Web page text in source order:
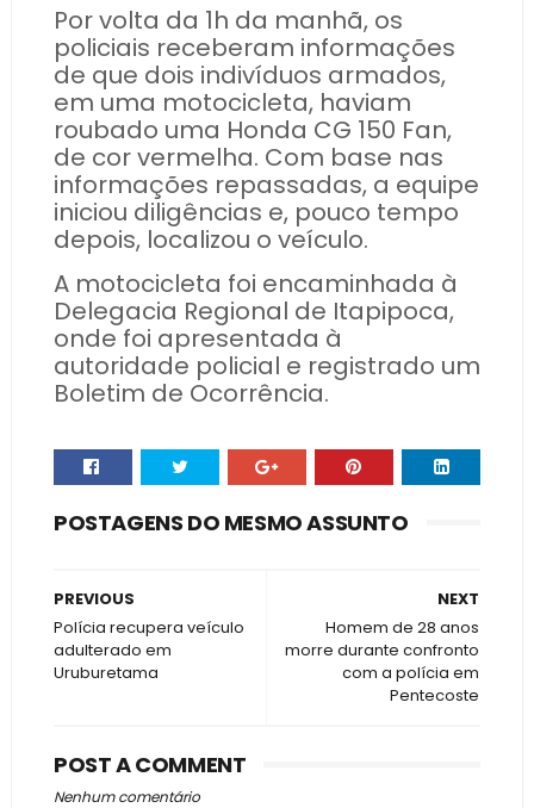
Por volta da 1h da manhã, os
policiais receberam informações
de que dois indivíduos armados,
em uma motocicleta, haviam
roubado uma Honda CG 150 Fan,
de cor vermelha. Com base nas
informações repassadas, a equipe
iniciou diligências e, pouco tempo
depois, localizou o veículo.
A motocicleta foi encaminhada à
Delegacia Regional de Itapipoca,
onde foi apresentada à
autoridade policial e registrado um
Boletim de Ocorrência.
POSTAGENS DO MESMO ASSUNTO
NEXT
Homem de 28 anos
morre durante confronto
com a polícia em
Pentecoste
PREVIOUS
Polícia recupera veículo
adulterado em
Uruburetama
POST A COMMENT
Nenhum comentário